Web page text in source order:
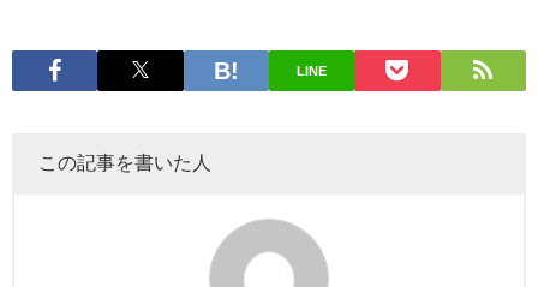
LINE
この記事を書いた人